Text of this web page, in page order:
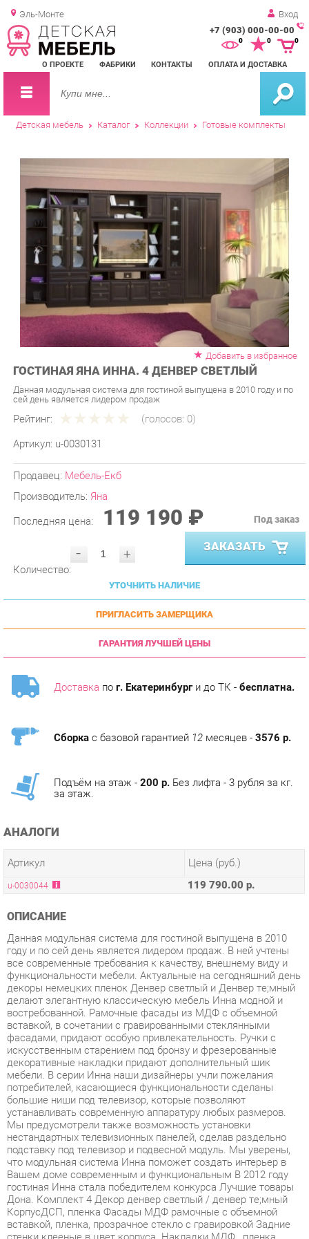
Эль-Монте Вход
+7 (903) 000-00-00
О ПРОЕКТЕ ФАБРИКИ КОНТАКТЫ ОПЛАТА И ДОСТАВКА
0 0
Детская мебель Каталог Коллекции Готовые комплекты
Добавить в избранное
ГОСТИНАЯ ЯНА ИННА. 4 ДЕНВЕР СВЕТЛЫЙ
Данная модульная система для гостиной выпущена в 2010 году и по
Рейтинг: (голосов:
Артикул: u-0030131
Производитель:Яна
Последняя цена: 119 190 ₽
- ЗАКАЗАТЬ
УТОЧНИТЬ НАЛИЧИЕ
ПРИГЛАСИТЬ ЗАМЕРЩИКА
ГАРАНТИЯ ЛУЧШЕЙ ЦЕНЫ
Доставкапог. Екатеринбурги до ТК -бесплатна.
АНАЛОГИ
Артикул
u-0030044 119 790.00 р.
ОПИСАНИЕ
году и по сей день является лидером продаж. В ней учтены
функциональности мебели. Актуальные на сегодняшний день
декоры немецких пленок Денвер светлый и Денвер тe;мный
делают элегантную классическую мебель Инна модной и
востребованной. Рамочные фасады из МДФ с объемной
вставкой, в сочетании с гравированными стеклянными
фасадами, придают особую привлекательность. Ручки с
искусственным старением под бронзу и фрезерованные
декоративные накладки придают дополнительный шик
мебели. В серии Инна наши дизайнеры учли пожелания
потребителей, касающиеся функциональности сделаны
большие ниши под телевизор, которые позволяют
устанавливать современную аппаратуру любых размеров.
Мы предусмотрели также возможность установки
нестандартных телевизионных панелей, сделав раздельно
подставку под телевизор и подвесной модуль. Мы уверены,
что модульная система Инна поможет создать интерьер в
Вашем доме современным и функциональным В 2012 году
гостиная Инна стала победителем конкурса Лучшие товары
Дона. Комплект 4 Декор денвер светлый / денвер тe;мный
КорпусДСП, пленка Фасады МДФ рамочные с объемной
вставкой, пленка, прозрачное стекло с гравировкой Задние
стенки клееные в цвет корпуса. Накладки МДФ , пленка
Способ обработки торцов кромка ПВХ, софтформинг
Фурнитура ручки с искусственным старением под бронзу пр-
во Турция, петли, направляющие роликовые пр-во Россия
Модули 607, 612, 603, 604, 609 Размеры 3968х2248х548